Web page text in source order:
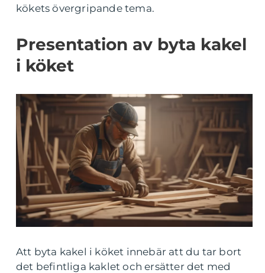
kökets övergripande tema.
Presentation av byta kakel
i köket
Att byta kakel i köket innebär att du tar bort
det befintliga kaklet och ersätter det med